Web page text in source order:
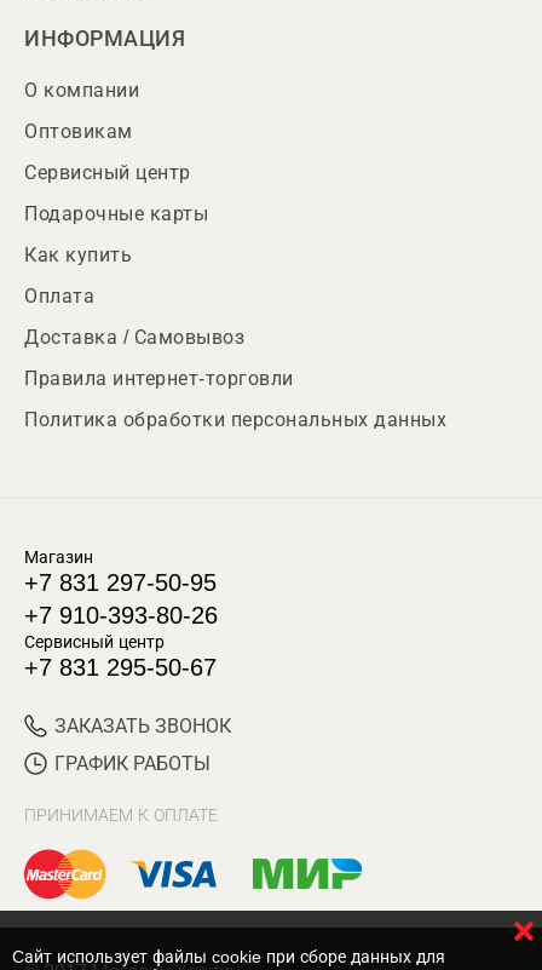
ИНФОРМАЦИЯ
О компании
Оптовикам
Сервисный центр
Подарочные карты
Как купить
Оплата
Доставка / Самовывоз
Правила интернет-торговли
Политика обработки персональных данных
Магазин
+7 831 297-50-95
+7 910-393-80-26
Сервисный центр
+7 831 295-50-67
ЗАКАЗАТЬ ЗВОНОК
ГРАФИК РАБОТЫ
ПРИНИМАЕМ К ОПЛАТЕ
Cайт использует файлы cookie при сборе данных для